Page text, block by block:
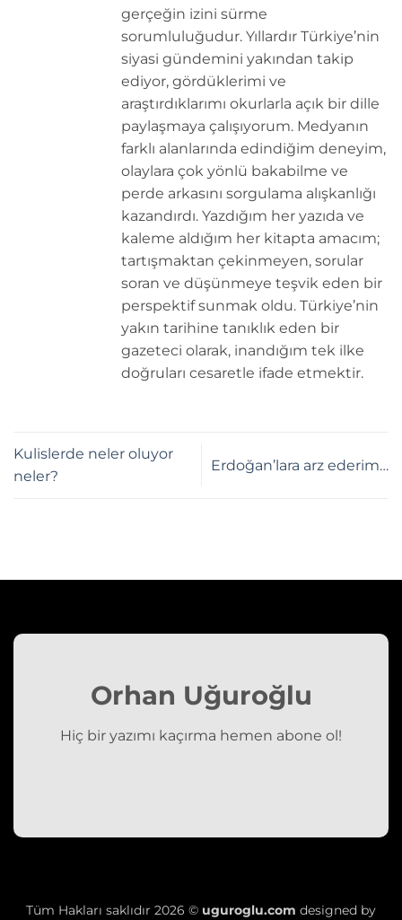
gerçeğin izini sürme
sorumluluğudur. Yıllardır Türkiye’nin
siyasi gündemini yakından takip
ediyor, gördüklerimi ve
araştırdıklarımı okurlarla açık bir dille
paylaşmaya çalışıyorum. Medyanın
farklı alanlarında edindiğim deneyim,
olaylara çok yönlü bakabilme ve
perde arkasını sorgulama alışkanlığı
kazandırdı. Yazdığım her yazıda ve
kaleme aldığım her kitapta amacım;
tartışmaktan çekinmeyen, sorular
soran ve düşünmeye teşvik eden bir
perspektif sunmak oldu. Türkiye’nin
yakın tarihine tanıklık eden bir
gazeteci olarak, inandığım tek ilke
doğruları cesaretle ifade etmektir.
Kulislerde neler oluyor
neler?
Erdoğan’lara arz ederim…
Orhan Uğuroğlu
Hiç bir yazımı kaçırma hemen abone ol!
Tüm Hakları saklıdır 2026 © uguroglu.com designed by